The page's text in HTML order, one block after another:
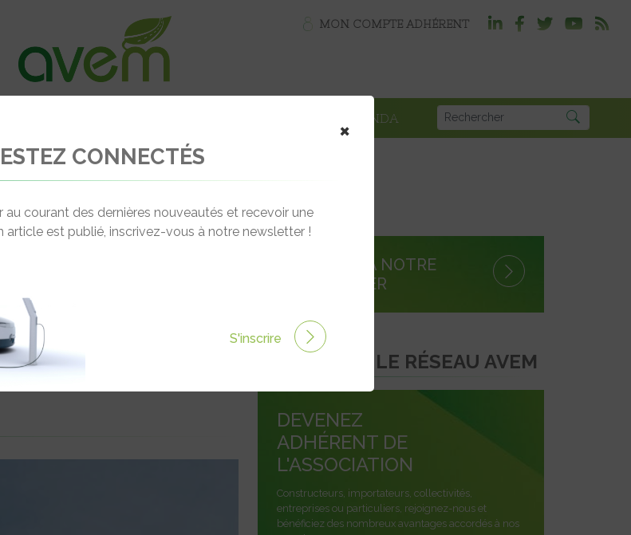
MON COMPTE ADHÉRENT
AGENDA
UNE
À L’UTILISATION
S'INSCRIRE À NOTRE
NEWSLETTER
REJOINDRE LE RÉSEAU AVEM
DEVENEZ
ADHÉRENT DE
L'ASSOCIATION
Constructeurs, importateurs, collectivités,
entreprises ou particuliers, rejoignez-nous et
bénéficiez des nombreux avantages accordés à nos
×
CONNECTÉS
au courant des dernières nouveautés et recevoir une
article est publié, inscrivez-vous à notre newsletter !
S'inscrire